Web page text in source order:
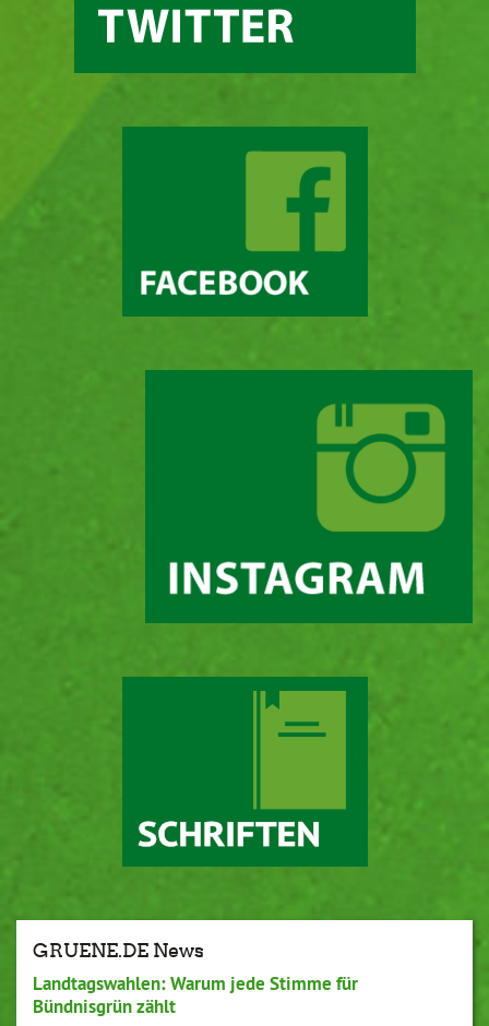
GRUENE.DE News
Landtagswahlen: Warum jede Stimme für
Bündnisgrün zählt